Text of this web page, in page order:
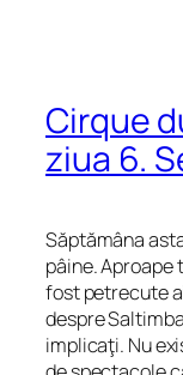
Cirque
ziua 6.
Săptămâna
pâine. Aproape
fost petrecute
despre
implicaţi. Nu